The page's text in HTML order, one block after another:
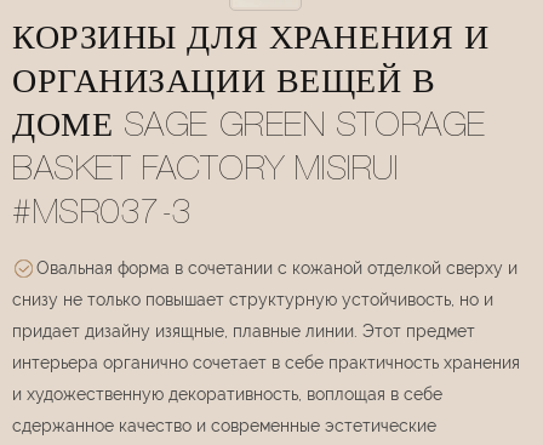
КОРЗИНЫ ДЛЯ ХРАНЕНИЯ И
ОРГАНИЗАЦИИ ВЕЩЕЙ В
ДОМЕ SAGE GREEN STORAGE
BASKET FACTORY MISIRUI
#MSR037-3
Овальная форма в сочетании с кожаной отделкой сверху и
снизу не только повышает структурную устойчивость, но и
придает дизайну изящные, плавные линии. Этот предмет
интерьера органично сочетает в себе практичность хранения
и художественную декоративность, воплощая в себе
сдержанное качество и современные эстетические